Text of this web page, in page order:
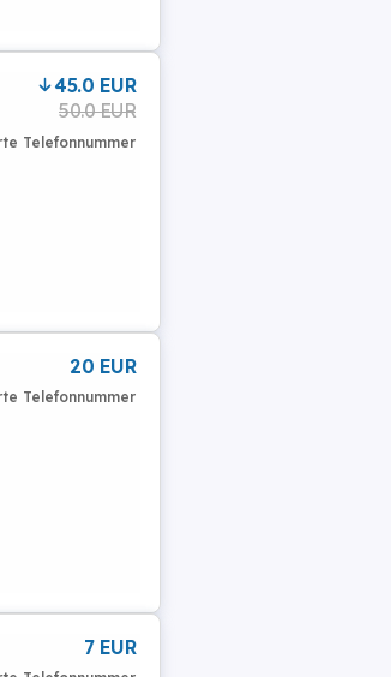
45.0 EUR
50.0 EUR
Telefonnummer
20 EUR
Telefonnummer
7 EUR